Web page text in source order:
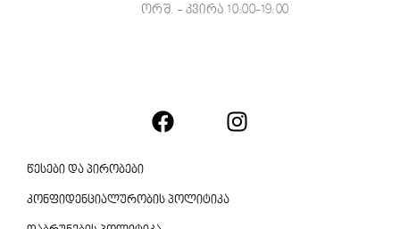
ორშ. - კვირა 10:00-19:00
წესები და პირობები
კონფიდენციალურობის პოლიტიკა